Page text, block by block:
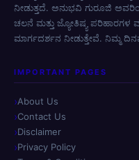
ನೀಡುತ್ತದೆ. ಅನುಭವಿ ಗುರೂಜಿ
ಚಲನೆ ಮತ್ತು ಜ್ಯೋತಿಷ್ಯ ಪರಿಹಾರಗಳ
ಮಾರ್ಗದರ್ಶನ ನೀಡುತ್ತೇವೆ. ನಿಮ್ಮ
IMPORTANT PAGES
About Us
Contact Us
Disclaimer
Privacy Policy